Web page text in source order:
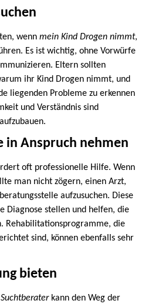
wenn mein Kind Drogen nimmt,
Es ist wichtig, ohne Vorwürfe
Eltern sollten
ihr Kind Drogen nimmt, und
liegenden Probleme zu erkennen
und Verständnis sind
in Anspruch nehmen
oft professionelle Hilfe. Wenn
man nicht zögern, einen Arzt,
aufzusuchen. Diese
Diagnose stellen und helfen, die
Rehabilitationsprogramme, die
sind, können ebenfalls sehr
bieten
Suchtberaterkann den Weg der